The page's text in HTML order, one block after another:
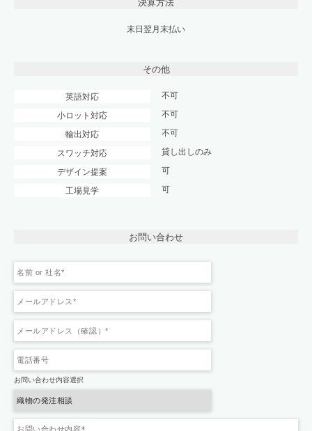
末日翌月末払い
その他
英語対応
不可
小ロット対応
不可
輸出対応
不可
スワッチ対応
貸し出しのみ
デザイン提案
可
工場見学
可
お問い合わせ
お問い合わせ内容選択